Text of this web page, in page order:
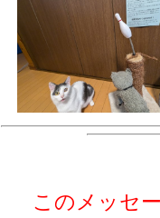
このメッセ